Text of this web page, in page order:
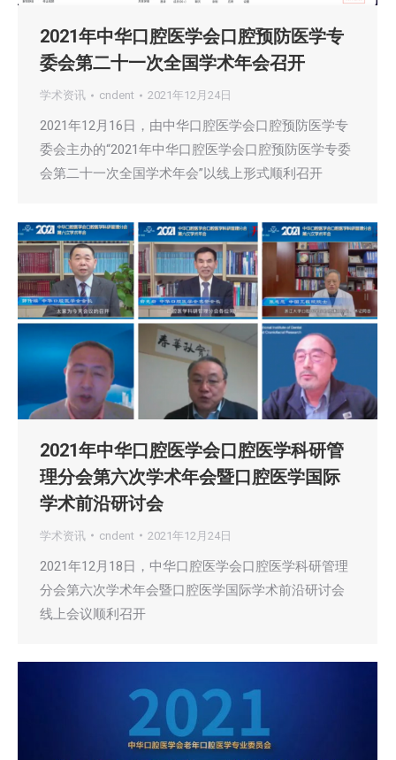
2021年中华口腔医学会口腔预防医学专
委会第二十一次全国学术年会召开
学术资讯 cndent 2021年12月24日
2021年12月16日，由中华口腔医学会口腔预防医学专
委会主办的“2021年中华口腔医学会口腔预防医学专委
会第二十一次全国学术年会”以线上形式顺利召开
2021年中华口腔医学会口腔医学科研管
理分会第六次学术年会暨口腔医学国际
学术前沿研讨会
学术资讯 cndent 2021年12月24日
2021年12月18日，中华口腔医学会口腔医学科研管理
分会第六次学术年会暨口腔医学国际学术前沿研讨会
线上会议顺利召开